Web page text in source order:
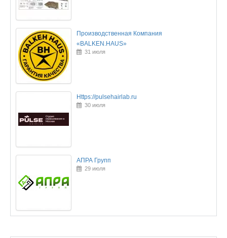
Производственная Компания
«BALKEN.HAUS»
31 июля
Https://pulsehairlab.ru
30 июля
АПРА Групп
29 июля